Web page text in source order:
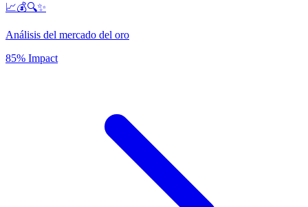
📈💰🔍✨
Análisis del mercado del oro
85% Impact